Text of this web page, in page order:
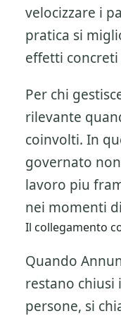
velocizzare i
pratica si
effetti
Per chi
rilevante
coinvolti. In
governato
lavoro piu
nei momenti
Il collegamento
Quando
restano
persone, si